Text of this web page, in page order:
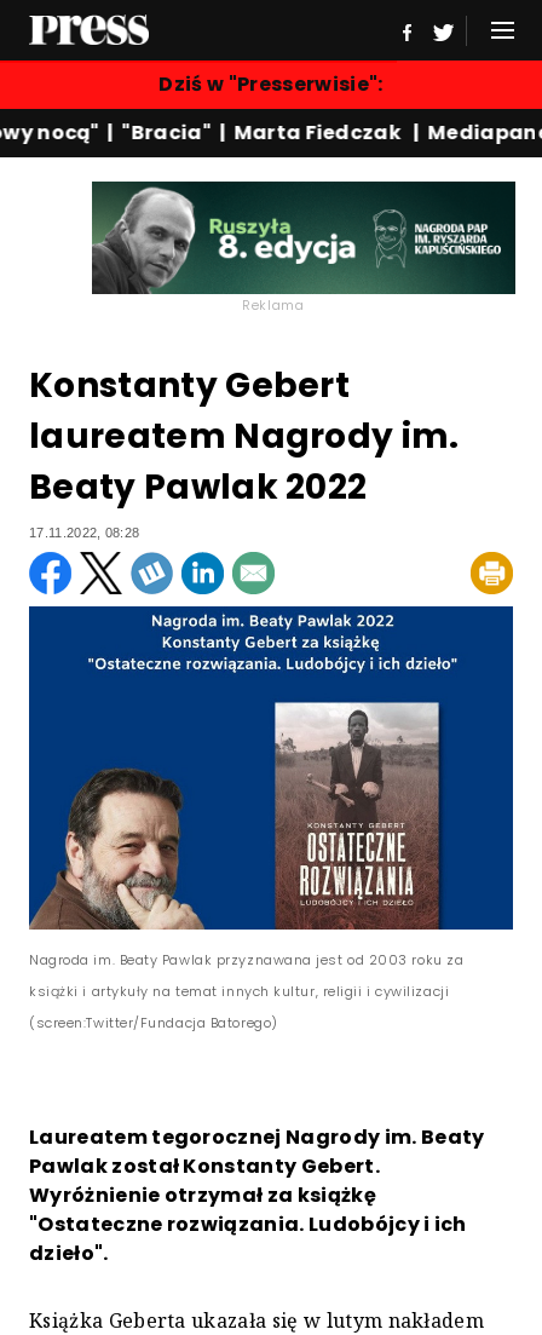
Dziś w "Presserwisie":
nocą"|"Bracia"| Marta Fiedczak|Mediapanel
Reklama
Konstanty Gebert
laureatem Nagrody im.
Beaty Pawlak 2022
17.11.2022, 08:28
Nagroda im. Beaty Pawlak przyznawana jest od 2003 roku za
książki i artykuły na temat innych kultur, religii i cywilizacji
(screen:Twitter/Fundacja Batorego)
Laureatem tegorocznej Nagrody im. Beaty
Pawlak został Konstanty Gebert.
Wyróżnienie otrzymał za książkę
"Ostateczne rozwiązania. Ludobójcy i ich
dzieło".
Książka Geberta ukazała się w lutym nakładem